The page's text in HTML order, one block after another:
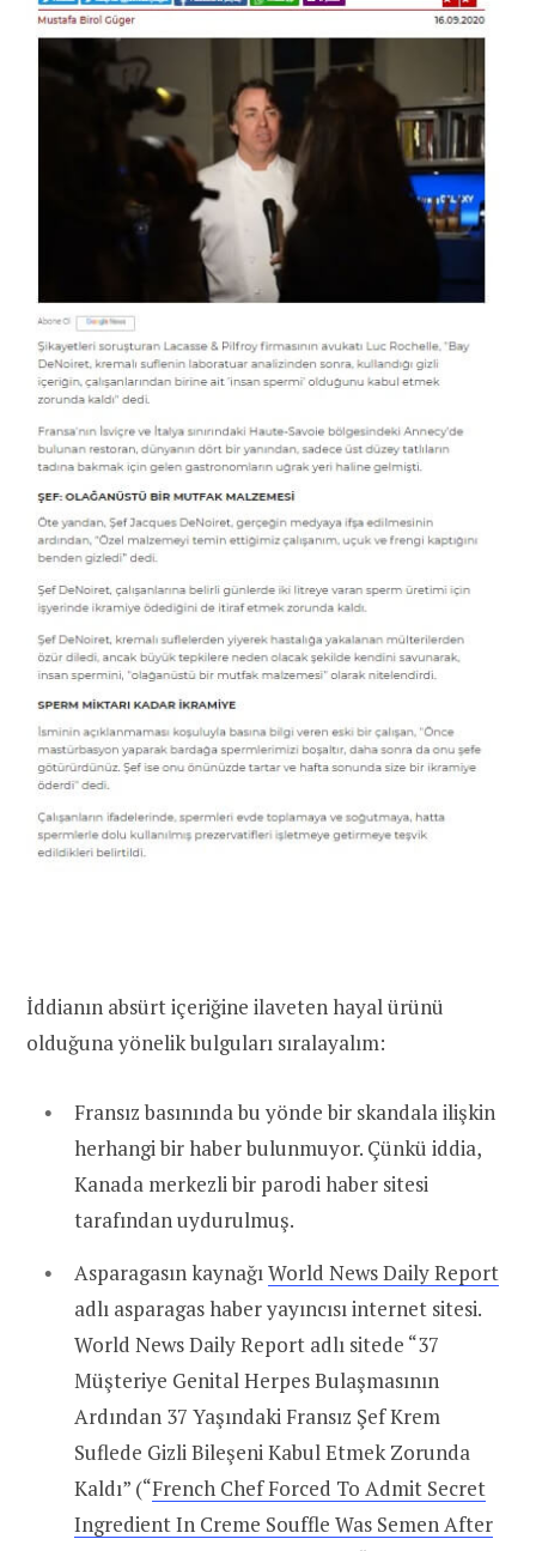
İddianın absürt içeriğine ilaveten hayal ürünü
olduğuna yönelik bulguları sıralayalım:
Fransız basınında bu yönde bir skandala ilişkin
herhangi bir haber bulunmuyor. Çünkü iddia,
Kanada merkezli bir parodi haber sitesi
tarafından uydurulmuş.
Asparagasın kaynağıWorld News Daily Report
adlı asparagas haber yayıncısı internet sitesi.
World News Daily Report adlı sitede “37
Müşteriye Genital Herpes Bulaşmasının
Ardından 37 Yaşındaki Fransız Şef Krem
Suflede Gizli Bileşeni Kabul Etmek Zorunda
Kaldı” (“French Chef Forced To Admit Secret
Ingredient In Creme Souffle Was Semen After